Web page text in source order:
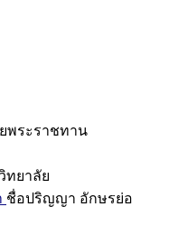
พระราชทาน
ทยาลัย
ชื่อปริญญา อักษรย่อ